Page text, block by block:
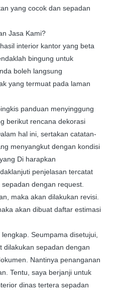
yang cocok dan sepadan
Jasa Kami?
interior kantor yang beta
bingung untuk
boleh langsung
yang termuat pada laman
panduan menyinggung
berikut rencana dekorasi
hal ini, sertakan catatan-
menyangkut dengan kondisi
Di harapkan
penjelasan tercatat
dengan request.
maka akan dilakukan revisi.
akan dibuat daftar estimasi
Seumpama disetujui,
dilakukan sepadan dengan
Nantinya penanganan
Tentu, saya berjanji untuk
dinas tertera sepadan